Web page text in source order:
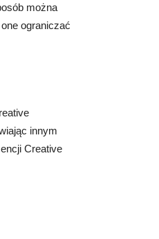
można
ograniczać
innym
Creative